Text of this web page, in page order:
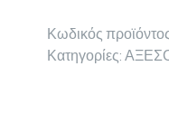
Κωδικός
Κατηγορίες: